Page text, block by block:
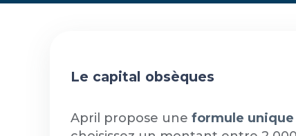
Le capital obsèques
April propose une formule unique